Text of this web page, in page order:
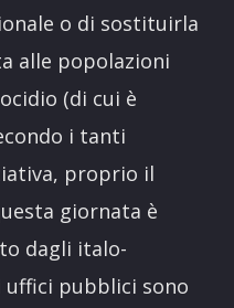
o di sostituirla
alle popolazioni
(di cui è
i tanti
proprio il
giornata è
dagli italo-
uffici pubblici sono